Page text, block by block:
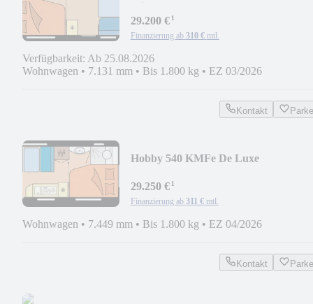
29.200 €¹
Finanzierung ab 310 € mtl.
Verfügbarkeit: Ab 25.08.2026
Wohnwagen • 7.131 mm • Bis 1.800 kg • EZ 03/2026
Kontakt
Hobby 540 KMFe De Luxe
29.250 €¹
Finanzierung ab 311 € mtl.
Wohnwagen • 7.449 mm • Bis 1.800 kg • EZ 04/2026
Kontakt